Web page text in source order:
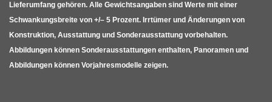
Lieferumfang gehören. Alle Gewichtsangaben sind Werte mit einer
Schwankungsbreite von +/– 5 Prozent. Irrtümer und Änderungen von
Konstruktion, Ausstattung und Sonderausstattung vorbehalten.
Abbildungen können Sonderausstattungen enthalten, Panoramen und
Abbildungen können Vorjahresmodelle zeigen.